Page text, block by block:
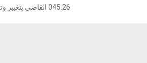
045.26 القاضي بتغيير وتتميم القانون رقم 08.12...